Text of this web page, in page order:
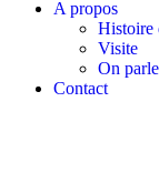
A propos
Histoire
Visite
On
Contact